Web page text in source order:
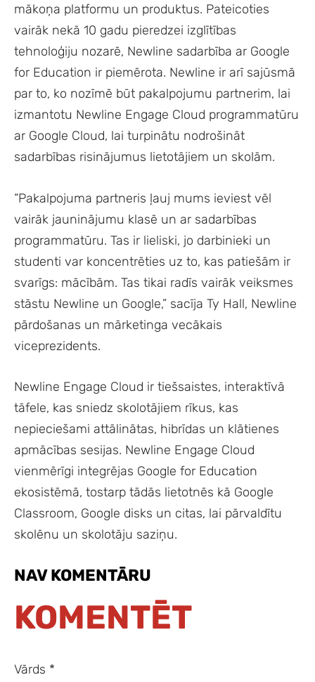
mākoņa platformu un produktus. Pateicoties
vairāk nekā 10 gadu pieredzei izglītības
tehnoloģiju nozarē, Newline sadarbība ar Google
for Education ir piemērota. Newline ir arī sajūsmā
par to, ko nozīmē būt pakalpojumu partnerim, lai
izmantotu Newline Engage Cloud programmatūru
ar Google Cloud, lai turpinātu nodrošināt
sadarbības risinājumus lietotājiem un skolām.
“Pakalpojuma partneris ļauj mums ieviest vēl
vairāk jauninājumu klasē un ar sadarbības
programmatūru. Tas ir lieliski, jo darbinieki un
studenti var koncentrēties uz to, kas patiešām ir
svarīgs: mācībām. Tas tikai radīs vairāk veiksmes
stāstu Newline un Google,” sacīja Ty Hall, Newline
pārdošanas un mārketinga vecākais
viceprezidents.
Newline Engage Cloud ir tiešsaistes, interaktīvā
tāfele, kas sniedz skolotājiem rīkus, kas
nepieciešami attālinātas, hibrīdas un klātienes
apmācības sesijas. Newline Engage Cloud
vienmērīgi integrējas Google for Education
ekosistēmā, tostarp tādās lietotnēs kā Google
Classroom, Google disks un citas, lai pārvaldītu
skolēnu un skolotāju saziņu.
NAV KOMENTĀRU
KOMENTĒT
Vārds *